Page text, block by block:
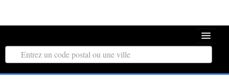
Toutes les régions